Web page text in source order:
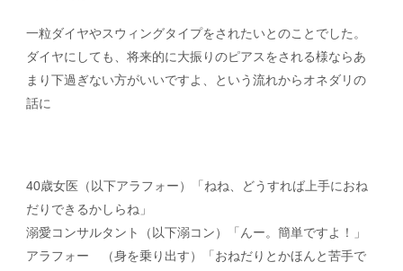
一粒ダイヤやスウィングタイプをされたいとのことでした。
ダイヤにしても、将来的に大振りのピアスをされる様ならあ
まり下過ぎない方がいいですよ、という流れからオネダリの
話に
40歳女医（以下アラフォー）「ねね、どうすれば上手におね
だりできるかしらね」
溺愛コンサルタント（以下溺コン）「んー。簡単ですよ！」
アラフォー （身を乗り出す）「おねだりとかほんと苦手で